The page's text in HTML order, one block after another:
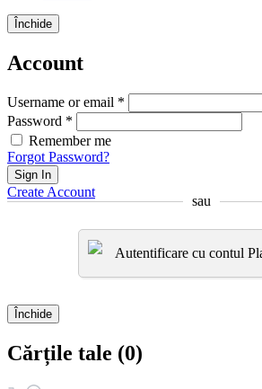
Închide
Account
Username or email *
Password *
Remember me
Forgot Password?
Sign In
Create Account
sau
Autentificare cu contul
Închide
Cărțile tale (0)